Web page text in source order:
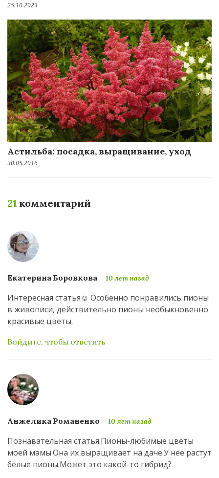
25.10.2023
Астильба: посадка, выращивание, уход
30.05.2016
21 комментарий
Екатерина Боровкова 10 лет назад
Интересная статья☺️ Особенно понравились пионы
в живописи, действительно пионы необыкновенно
красивые цветы.
Войдите, чтобы ответить
Анжелика Романенко 10 лет назад
Познавательная статья.Пионы-любимые цветы
моей мамы.Она их выращивает на даче.У неё растут
белые пионы.Может это какой-то гибрид?